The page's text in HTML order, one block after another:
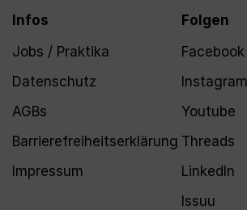
Infos
Jobs / Praktika
Datenschutz
AGBs
Barrierefreiheitserklärung
Impressum
Folgen
Facebook
Instagram
Youtube
Threads
LinkedIn
Issuu